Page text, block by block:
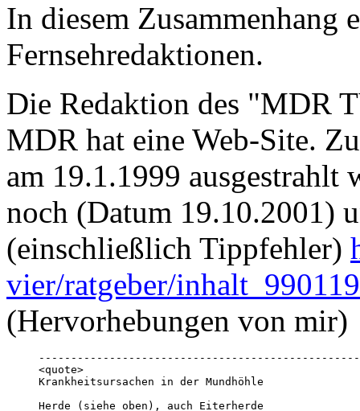
In diesem
Fernsehredaktionen.
Die Redaktion des "MDR
MDR hat eine Web-Site.
am 19.1.1999 ausgestrahlt
noch (Datum 19.10.2001)
(einschließlich Tippfehler)
vier/ratgeber/
(Hervorhebungen von mir)
<quote>
Krankheitsursachen in der Mundhöhle